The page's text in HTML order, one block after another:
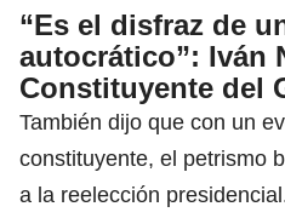
“Es el disfraz de
autocrático”: Iván
Constituyente del
También dijo que con un
constituyente, el petrismo
a la reelección